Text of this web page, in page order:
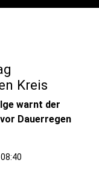
Kreis
warnt der
Dauerregen